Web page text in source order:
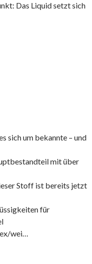
Das Liquid setzt sich
sich um bekannte – und
mit über
Stoff ist bereits jetzt
für
wei…